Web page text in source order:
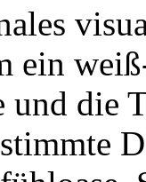
ein
und die